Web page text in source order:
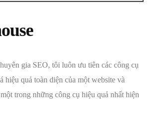
gia SEO, tôi luôn ưu tiên các công cụ
hiệu quả toàn diện của một website và
trong những công cụ hiệu quả nhất hiện